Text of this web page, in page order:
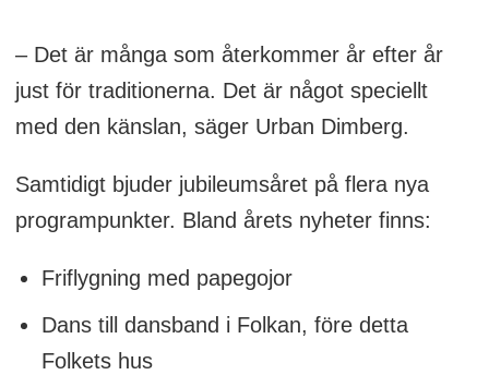
– Det är många som återkommer år efter år
just för traditionerna. Det är något speciellt
med den känslan, säger Urban Dimberg.
Samtidigt bjuder jubileumsåret på flera nya
programpunkter. Bland årets nyheter finns:
Friflygning med papegojor
Dans till dansband i Folkan, före detta
Folkets hus